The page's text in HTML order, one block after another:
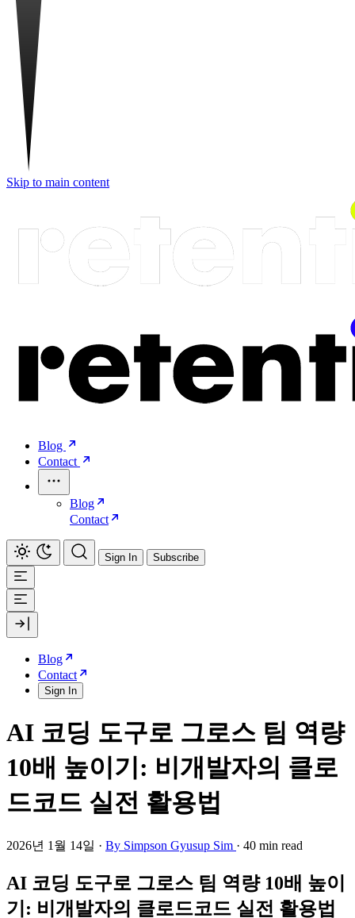
Skip to main content
Blog
Contact
Blog
Contact
Sign In Subscribe
Blog
Contact
Sign In
AI 코딩 도구로 그로스 팀 역량
10배 높이기: 비개발자의 클로
드코드 실전 활용법
2026년 1월 14일 · By Simpson Gyusup Sim · 40 min read
AI 코딩 도구로 그로스 팀 역량 10배 높이
기: 비개발자의 클로드코드 실전 활용법